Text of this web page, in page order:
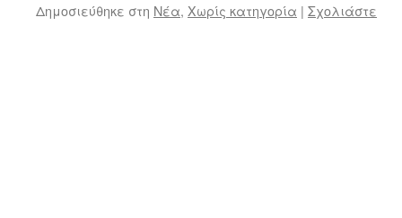
Δημοσιεύθηκε στη Νέα, Χωρίς κατηγορία | Σχολιάστε